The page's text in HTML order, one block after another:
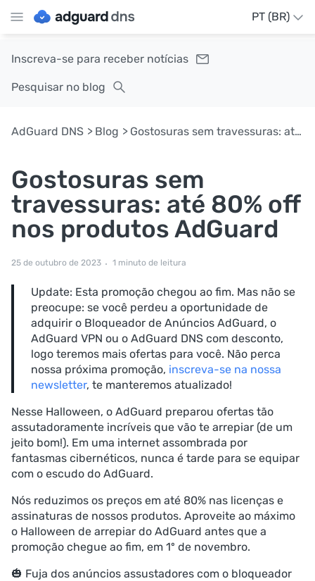
PT (BR)
Inscreva-se para receber notícias
Pesquisar no blog
AdGuard DNS Blog Gostosuras sem travessuras: até 80% off nos produtos AdGuard
Gostosuras sem
travessuras: até 80% off
nos produtos AdGuard
25 de outubro de 2023 1 minuto de leitura
Update: Esta promoção chegou ao fim. Mas não se
preocupe: se você perdeu a oportunidade de
adquirir o Bloqueador de Anúncios AdGuard, o
AdGuard VPN ou o AdGuard DNS com desconto,
logo teremos mais ofertas para você. Não perca
nossa próxima promoção, inscreva-se na nossa
newsletter, te manteremos atualizado!
Nesse Halloween, o AdGuard preparou ofertas tão
assutadoramente incríveis que vão te arrepiar (de um
jeito bom!). Em uma internet assombrada por
fantasmas cibernéticos, nunca é tarde para se equipar
com o escudo do AdGuard.
Nós reduzimos os preços em até 80% nas licenças e
assinaturas de nossos produtos. Aproveite ao máximo
o Halloween de arrepiar do AdGuard antes que a
promoção chegue ao fim, em 1º de novembro.
🎃 Fuja dos anúncios assustadores com o bloqueador